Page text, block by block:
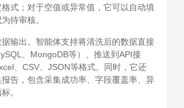
式；对于空值或异常值，它可以自动填
待审核。
输出。智能体支持将清洗后的数据直接
、MongoDB等）、推送到API接
、CSV、JSON等格式。同时，它还
告，包含采集成功率、字段覆盖率、异
。